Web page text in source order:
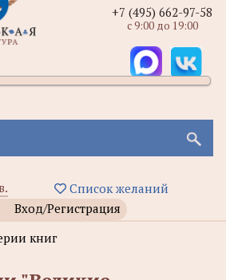
Список желаний
Вход/Регистрация
+7 (495) 662-97-58
с 9:00 до 19:00
книг